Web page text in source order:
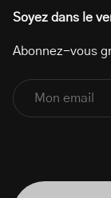
Soyez dans le
Abonnez-vous